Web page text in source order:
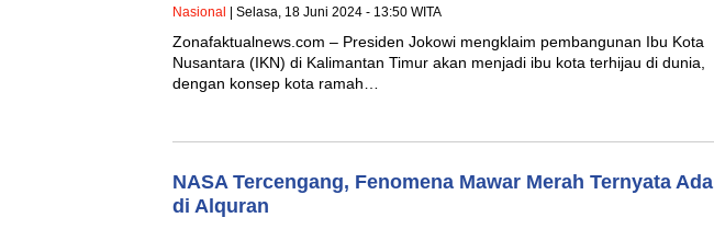
Nasional | Selasa, 18 Juni 2024 - 13:50 WITA
Zonafaktualnews.com – Presiden Jokowi mengklaim pembangunan Ibu Kota
Nusantara (IKN) di Kalimantan Timur akan menjadi ibu kota terhijau di dunia,
dengan konsep kota ramah…
NASA Tercengang, Fenomena Mawar Merah Ternyata Ada
di Alquran